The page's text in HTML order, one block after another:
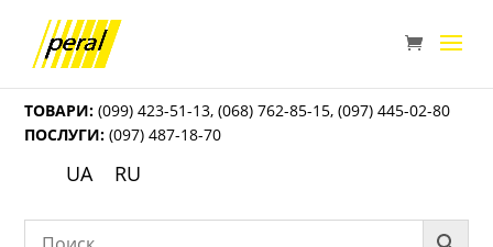
ТОВАРИ: (099) 423-51-13,(068) 762-85-15,(097) 445-02-80
ПОСЛУГИ: (097) 487-18-70
UA RU